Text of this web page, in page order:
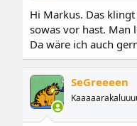
:
Hi Markus. Das
sowas vor hast. Man
Da wäre ich auch
SeGreeeen